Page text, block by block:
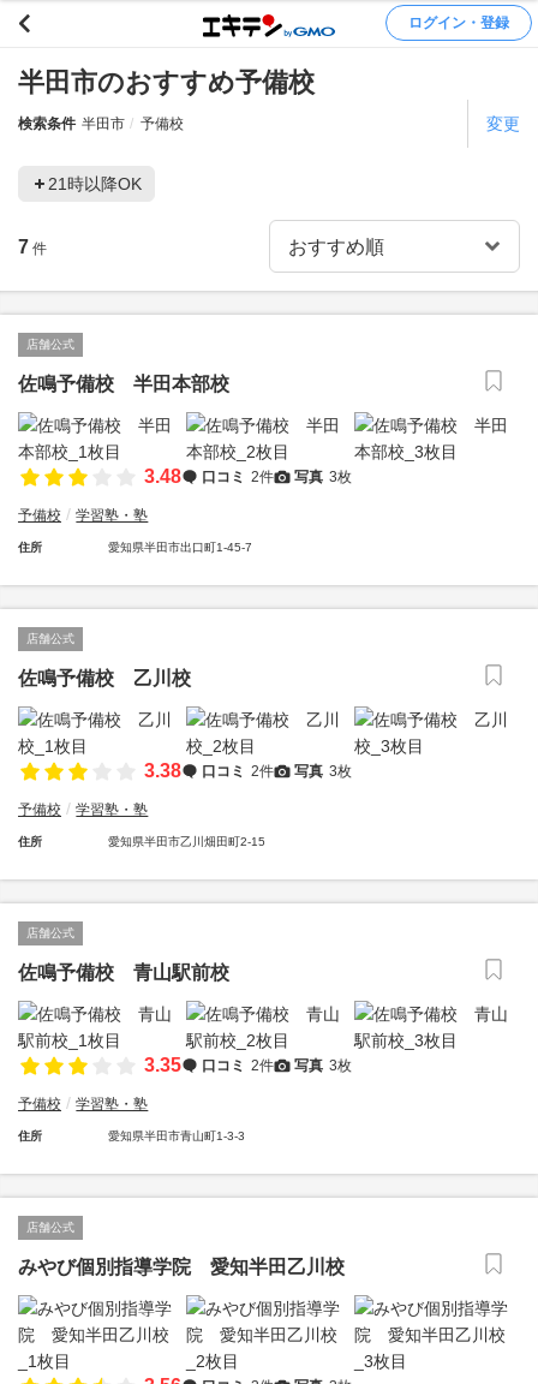
ログイン・登録
半田市のおすすめ予備校
検索条件 半田市 予備校 変更
21時以降OK
7 件
店舗公式
佐鳴予備校 半田本部校
3.48 口コミ 2件 写真 3枚
予備校 学習塾・塾
住所 愛知県半田市出口町1-45-7
店舗公式
佐鳴予備校 乙川校
3.38 口コミ 2件 写真 3枚
予備校 学習塾・塾
住所 愛知県半田市乙川畑田町2-15
店舗公式
佐鳴予備校 青山駅前校
3.35 口コミ 2件 写真 3枚
予備校 学習塾・塾
住所 愛知県半田市青山町1-3-3
店舗公式
みやび個別指導学院 愛知半田乙川校